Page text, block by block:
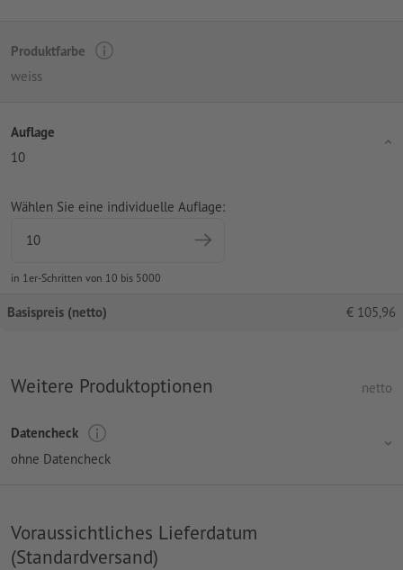
Produktfarbe
weiss
Auflage
10
Wählen Sie eine individuelle Auflage:
in 1er-Schritten von 10 bis 5000
Basispreis (netto) € 105,96
Weitere Produktoptionen netto
Datencheck
ohne Datencheck
Voraussichtliches Lieferdatum
(Standardversand)